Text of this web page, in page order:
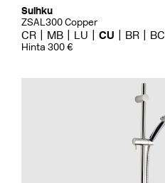
Suihku
ZSAL300 Copper
CR MB LU CU BR BC
Hinta 300 €